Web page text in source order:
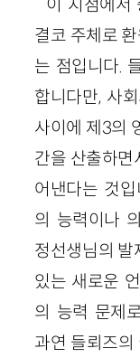
이 지점에서
결코 주체로
는 점입니다.
합니다만, 사
사이에 제3의
간을 산출하면
어낸다는 것
의 능력이나
정선생님의 발
있는 새로운
의 능력 문제
과연 들뢰즈의